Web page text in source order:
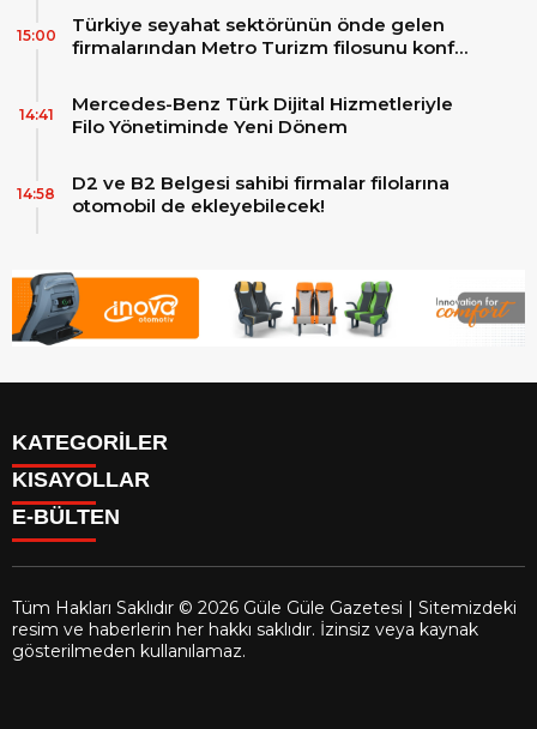
Türkiye seyahat sektörünün önde gelen
firmalarından Metro Turizm filosunu konfor
MAN Skyliner ile güçlendirdi!
15:00
Mercedes-Benz Türk Dijital Hizmetleriyle
Filo Yönetiminde Yeni Dönem
14:41
D2 ve B2 Belgesi sahibi firmalar filolarına
otomobil de ekleyebilecek!
14:58
KATEGORİLER
Reklam
Firma Rehberi
İletişim
Künye
Gizlilik Politikası
KISAYOLLAR
Facebook
Instagram
E-BÜLTEN
gulegule.com.tr e-bültenine abone olarak, tarafınıza haber,
duyuru ve kampanya içerikli e-postaların gönderilmesini kabul
Tüm Hakları Saklıdır © 2026 Güle Güle Gazetesi | Sitemizdeki
resim ve haberlerin her hakkı saklıdır. İzinsiz veya kaynak
gösterilmeden kullanılamaz.